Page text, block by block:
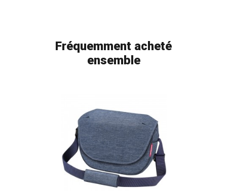
Fréquemment acheté
ensemble